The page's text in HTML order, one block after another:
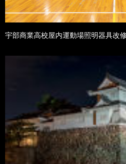
宇部商業高校屋内運動場照明器具改